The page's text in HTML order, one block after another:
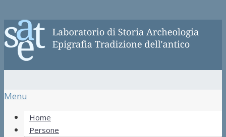
Menu
Home
Persone